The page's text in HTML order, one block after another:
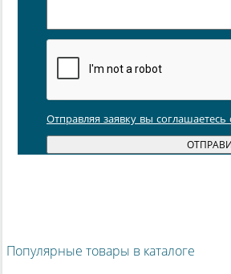
Отправляя заявку вы
Популярные товары в каталоге